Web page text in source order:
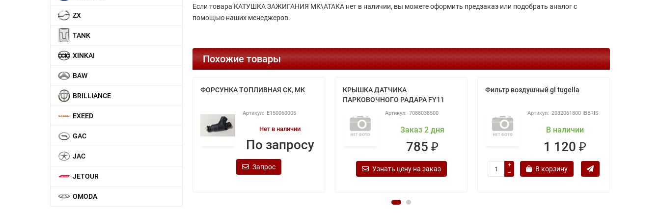
ZX
TANK
XINKAI
BAW
BRILLIANCE
EXEED
GAC
JAC
JETOUR
OMODA
Если товара КАТУШКА ЗАЖИГАНИЯ МК\АТАКА нет в наличии, вы можете оформить предзаказ или подобрать аналог с
помощью наших менеджеров.
Похожие товары
ФОРСУНКА ТОПЛИВНАЯ СК, МК
E150060005
Нет в наличии
По запросу
Запрос
КРЫШКА ДАТЧИКА
ПАРКОВОЧНОГО РАДАРА FY11
7088038500
Заказ 2 дня
785 ₽
Узнать цену на заказ
Фильтр воздушный gl tugella
2032061800 IBERIS
В наличии
1 120 ₽
В корзину